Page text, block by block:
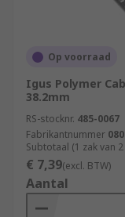
Op voorraad
Igus Polymer
38.2mm
RS-stocknr. 485-0067
Fabrikantnummer
Subtotaal (1 zak van
€ 7,39(excl. BTW)
Aantal